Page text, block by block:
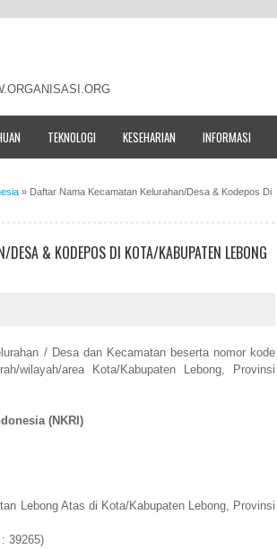
TEKNOLOGI KESEHARIAN INFORMASI
» Daftar Nama Kecamatan Kelurahan/Desa & Kodepos Di
DESA & KODEPOS DI KOTA/KABUPATEN LEBONG
/ Desa dan Kecamatan beserta nomor kode
wilayah/area Kota/Kabupaten Lebong, Provinsi
(NKRI)
Lebong Atas di Kota/Kabupaten Lebong, Provinsi
39265)